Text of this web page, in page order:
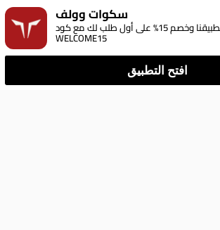
سكوات وولف
نزل تطبيقنا وخصم 15% على أول طلب لك مع كود:
WELCOME15
افتح التطبيق